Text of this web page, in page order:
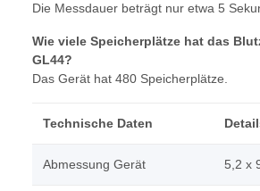
Die Messdauer beträgt nur etwa 5
Wie viele Speicherplätze hat das
GL44?
Das Gerät hat 480 Speicherplätze.
Technische Daten
Abmessung Gerät 5,2 x